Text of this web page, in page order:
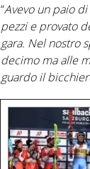
“Avevo un paio
pezzi e provato
gara. Nel nostro
decimo ma alle
guardo il